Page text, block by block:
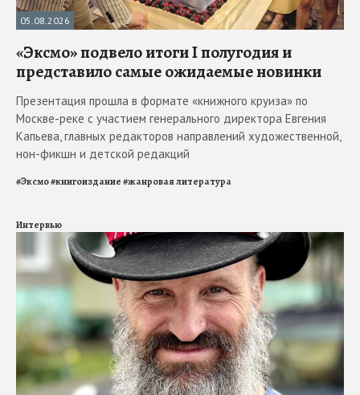
05.08.2026
«Эксмо» подвело итоги I полугодия и
представило самые ожидаемые новинки
Презентация прошла в формате «книжного круиза» по
Москве-реке с участием генерального директора Евгения
Капьева, главных редакторов направлений художественной,
нон-фикшн и детской редакций
#Эксмо#книгоиздание#жанровая литература
Интервью